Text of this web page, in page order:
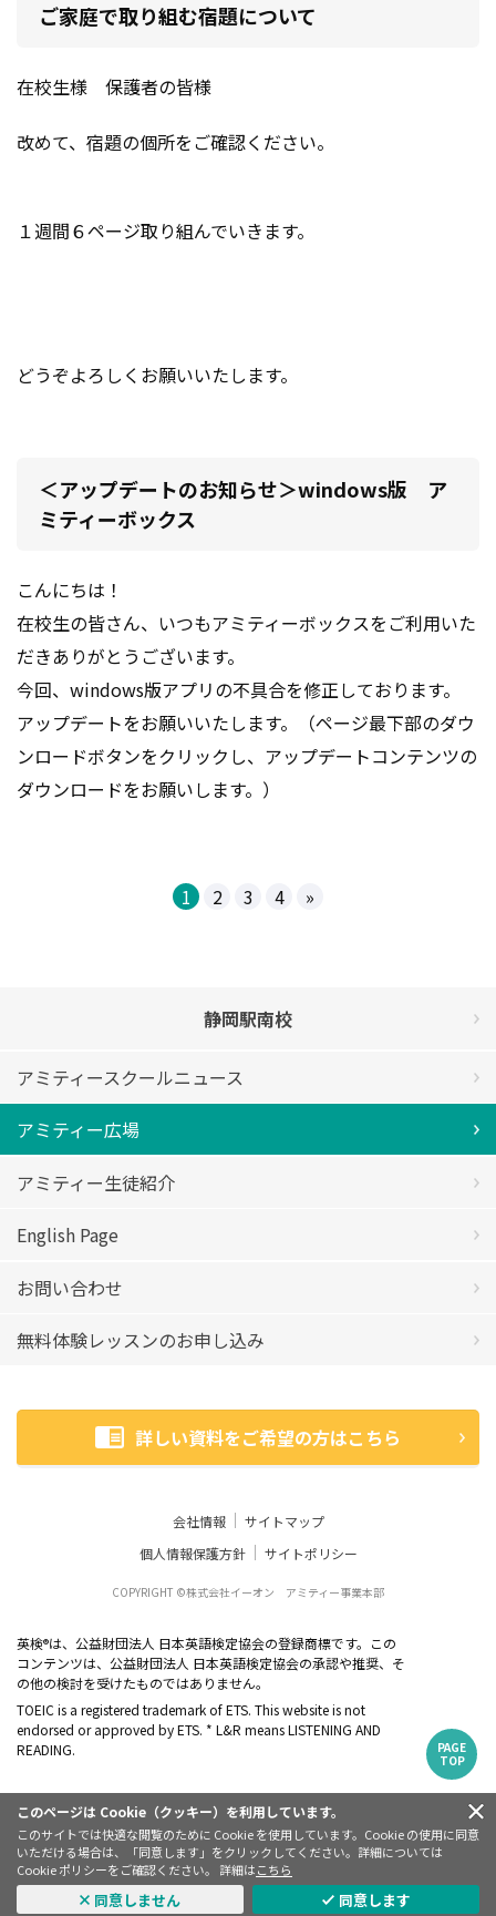
このページは Cookie（クッキー）を利用しています。
このサイトでは快適な閲覧のために Cookie を使用しています。Cookie の使用に同意
いただける場合は、「同意します」をクリックしてください。詳細については
Cookie ポリシーをご確認ください。 詳細はこちら
同意しません 同意します
ご家庭で取り組む宿題について
在校生様 保護者の皆様
改めて、宿題の個所をご確認ください。
１週間６ページ取り組んでいきます。
どうぞよろしくお願いいたします。
＜アップデートのお知らせ＞windows版 ア
ミティーボックス
こんにちは！
在校生の皆さん、いつもアミティーボックスをご利用いた
だきありがとうございます。
今回、windows版アプリの不具合を修正しております。
アップデートをお願いいたします。（ページ最下部のダウ
ンロードボタンをクリックし、アップデートコンテンツの
ダウンロードをお願いします。）
1 2 3 4 »
静岡駅南校
アミティースクールニュース
アミティー広場
アミティー生徒紹介
English Page
お問い合わせ
無料体験レッスンのお申し込み
PAGE
TOP
詳しい資料をご希望の方はこちら
会社情報
サイトマップ
個人情報保護方針
サイトポリシー
COPYRIGHT ©株式会社イーオン アミティー事業本部
英検®は、公益財団法人 日本英語検定協会の登録商標です。この
コンテンツは、公益財団法人 日本英語検定協会の承認や推奨、そ
の他の検討を受けたものではありません。
TOEIC is a registered trademark of ETS. This website is not
endorsed or approved by ETS. * L&R means LISTENING AND
READING.